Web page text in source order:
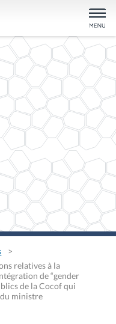
relatives à la
de “gender
de la Cocof qui
ministre